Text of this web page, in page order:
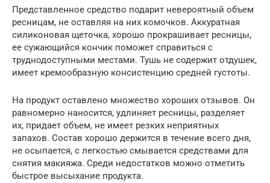
Представленное средство подарит невероятный объем
ресницам, не оставляя на них комочков. Аккуратная
силиконовая щеточка, хорошо прокрашивает ресницы,
ее сужающийся кончик поможет справиться с
труднодоступными местами. Тушь не содержит отдушек,
имеет кремообразную консистенцию средней густоты.
На продукт оставлено множество хороших отзывов. Он
равномерно наносится, удлиняет ресницы, разделяет
их, придает объем, не имеет резких неприятных
запахов. Состав хорошо держится в течение всего дня,
не осыпается, с легкостью смывается средствами для
снятия макияжа. Среди недостатков можно отметить
быстрое высыхание продукта.